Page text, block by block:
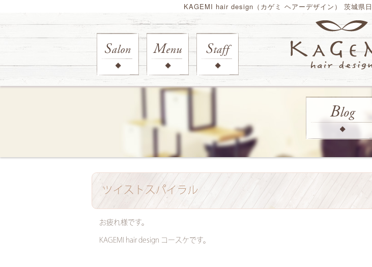
KAGEMI hair design（カゲミ ヘアーデザイン） 茨城県
ツイストスパイラル
お疲れ様です。
KAGEMI hair design コースケです。